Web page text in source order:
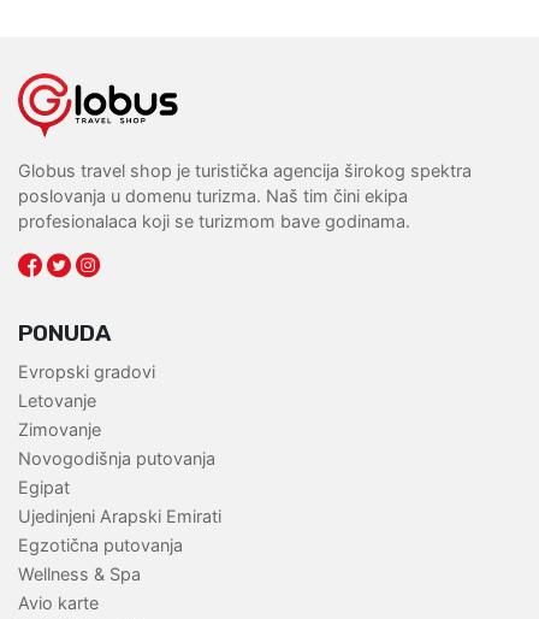
Globus travel shop je turistička agencija širokog spektra
poslovanja u domenu turizma. Naš tim čini ekipa
profesionalaca koji se turizmom bave godinama.
PONUDA
Evropski gradovi
Letovanje
Zimovanje
Novogodišnja putovanja
Egipat
Ujedinjeni Arapski Emirati
Egzotična putovanja
Wellness & Spa
Avio karte